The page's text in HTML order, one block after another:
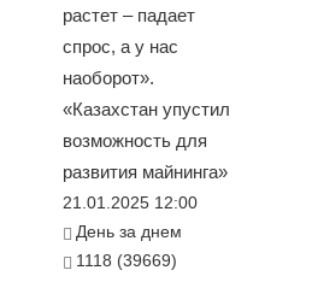
растет – падает
спрос, а у нас
наоборот».
«Казахстан упустил
возможность для
развития майнинга»
21.01.2025 12:00
День за днем
1118 (39669)